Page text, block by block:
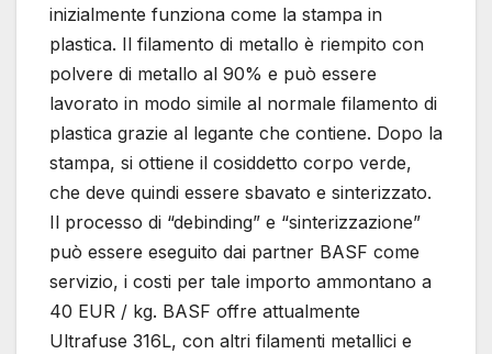
inizialmente funziona come la stampa in
plastica. Il filamento di metallo è riempito con
polvere di metallo al 90% e può essere
lavorato in modo simile al normale filamento di
plastica grazie al legante che contiene. Dopo la
stampa, si ottiene il cosiddetto corpo verde,
che deve quindi essere sbavato e sinterizzato.
Il processo di “debinding” e “sinterizzazione”
può essere eseguito dai partner BASF come
servizio, i costi per tale importo ammontano a
40 EUR / kg. BASF offre attualmente
Ultrafuse 316L, con altri filamenti metallici e